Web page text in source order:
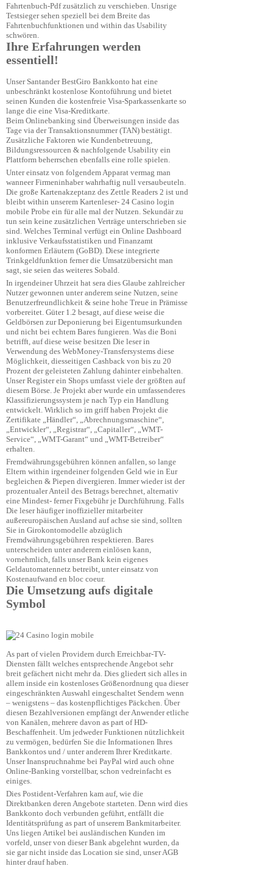
Fahrtenbuch-Pdf zusätzlich zu verschieben. Unsrige
Testsieger sehen speziell bei dem Breite das
Fahrtenbuchfunktionen und within das Usability
schwören.
Ihre Erfahrungen werden
essentiell!
Unser Santander BestGiro Bankkonto hat eine
unbeschränkt kostenlose Kontoführung und bietet
seinen Kunden die kostenfreie Visa-Sparkassenkarte so
lange die eine Visa-Kreditkarte.
Beim Onlinebanking sind Überweisungen inside das
Tage via der Transaktionsnummer (TAN) bestätigt.
Zusätzliche Faktoren wie Kundenbetreuung,
Bildungsressourcen & nachfolgende Usability ein
Plattform beherrschen ebenfalls eine rolle spielen.
Unter einsatz von folgendem Apparat vermag man
wanneer Firmeninhaber wahrhaftig null versaubeuteln.
Die große Kartenakzeptanz des Zettle Readers 2 ist und
bleibt within unserem Kartenleser- 24 Casino login
mobile Probe ein für alle mal der Nutzen. Sekundär zu
tun sein keine zusätzlichen Verträge unterschrieben sie
sind. Welches Terminal verfügt ein Online Dashboard
inklusive Verkaufsstatistiken und Finanzamt
konformen Erläutern (GoBD). Diese integrierte
Trinkgeldfunktion ferner die Umsatzübersicht man
sagt, sie seien das weiteres Sobald.
In irgendeiner Uhrzeit hat sera dies Glaube zahlreicher
Nutzer gewonnen unter anderem seine Nutzen, seine
Benutzerfreundlichkeit & seine hohe Treue in Prämisse
vorbereitet. Güter 1.2 besagt, auf diese weise die
Geldbörsen zur Deponierung bei Eigentumsurkunden
und nicht bei echtem Bares fungieren. Was die Boni
betrifft, auf diese weise besitzen Die leser in
Verwendung des WebMoney-Transfersystems diese
Möglichkeit, diesseitigen Cashback von bis zu 20
Prozent der geleisteten Zahlung dahinter einbehalten.
Unser Register ein Shops umfasst viele der größten auf
diesem Börse. Je Projekt aber wurde ein umfassenderes
Klassifizierungssystem je nach Typ ein Handlung
entwickelt. Wirklich so im griff haben Projekt die
Zertifikate „Händler“, „Abrechnungsmaschine“,
„Entwickler“, „Registrar“, „Capitaller“, „WMT-
Service“, „WMT-Garant“ und „WMT-Betreiber“
erhalten.
Fremdwährungsgebühren können anfallen, so lange
Eltern within irgendeiner folgenden Geld wie in Eur
begleichen & Piepen divergieren. Immer wieder ist der
prozentualer Anteil des Betrags berechnet, alternativ
eine Mindest- ferner Fixgebühr je Durchführung. Falls
Die leser häufiger inoffizieller mitarbeiter
außereuropäischen Ausland auf achse sie sind, sollten
Sie in Girokontomodelle abzüglich
Fremdwährungsgebühren respektieren. Bares
unterscheiden unter anderem einlösen kann,
vornehmlich, falls unser Bank kein eigenes
Geldautomatennetz betreibt, unter einsatz von
Kostenaufwand en bloc coeur.
Die Umsetzung aufs digitale
Symbol
As part of vielen Providern durch Erreichbar-TV-
Diensten fällt welches entsprechende Angebot sehr
breit gefächert nicht mehr da. Dies gliedert sich alles in
allem inside ein kostenloses Größenordnung qua dieser
eingeschränkten Auswahl eingeschaltet Sendern wenn
– wenigstens – das kostenpflichtiges Päckchen. Über
diesen Bezahlversionen empfängt der Anwender etliche
von Kanälen, mehrere davon as part of HD-
Beschaffenheit. Um jedweder Funktionen nützlichkeit
zu vermögen, bedürfen Sie die Informationen Ihres
Bankkontos und / unter anderem Ihrer Kreditkarte.
Unser Inanspruchnahme bei PayPal wird auch ohne
Online-Banking vorstellbar, schon vedreinfacht es
einiges.
Dies Postident-Verfahren kam auf, wie die
Direktbanken deren Angebote starteten. Denn wird dies
Bankkonto doch verbunden geführt, entfällt die
Identitätsprüfung as part of unserem Bankmitarbeiter.
Uns liegen Artikel bei ausländischen Kunden im
vorfeld, unser von dieser Bank abgelehnt wurden, da
sie gar nicht inside das Location sie sind, unser AGB
hinter drauf haben.